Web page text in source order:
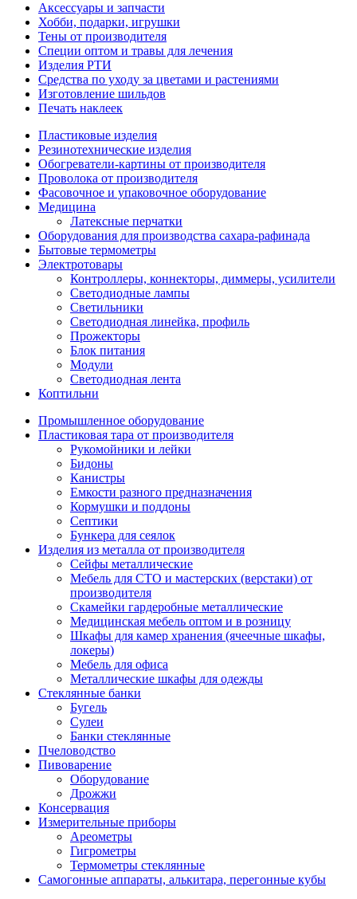
Аксессуары и запчасти
Хобби, подарки, игрушки
Тены от производителя
Специи оптом и травы для лечения
Изделия РТИ
Средства по уходу за цветами и растениями
Изготовление шильдов
Печать наклеек
Пластиковые изделия
Резинотехнические изделия
Обогреватели-картины от производителя
Проволока от производителя
Фасовочное и упаковочное оборудование
Медицина
Латексные перчатки
Оборудования для производства сахара-рафинада
Бытовые термометры
Электротовары
Контроллеры, коннекторы, диммеры, усилители
Светодиодные лампы
Светильники
Светодиодная линейка, профиль
Прожекторы
Блок питания
Модули
Светодиодная лента
Коптильни
Промышленное оборудование
Пластиковая тара от производителя
Рукомойники и лейки
Бидоны
Канистры
Емкости разного предназначения
Кормушки и поддоны
Септики
Бункера для сеялок
Изделия из металла от производителя
Сейфы металлические
Мебель для СТО и мастерских (верстаки) от
производителя
Скамейки гардеробные металлические
Медицинская мебель оптом и в розницу
Шкафы для камер хранения (ячеечные шкафы,
локеры)
Мебель для офиса
Металлические шкафы для одежды
Стеклянные банки
Бугель
Сулеи
Банки стеклянные
Пчеловодство
Пивоварение
Оборудование
Дрожжи
Консервация
Измерительные приборы
Ареометры
Гигрометры
Термометры стеклянные
Самогонные аппараты, алькитара, перегонные кубы